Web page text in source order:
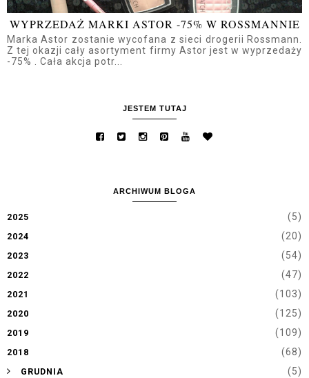
WYPRZEDAŻ MARKI ASTOR -75% W ROSSMANNIE
Marka Astor zostanie wycofana z sieci drogerii Rossmann.
Z tej okazji cały asortyment firmy Astor jest w wyprzedaży
-75% . Cała akcja potr...
JESTEM TUTAJ
ARCHIWUM BLOGA
2025 (5)
2024 (20)
2023 (54)
2022 (47)
2021 (103)
2020 (125)
2019 (109)
2018
(68)
► GRUDNIA
(5)